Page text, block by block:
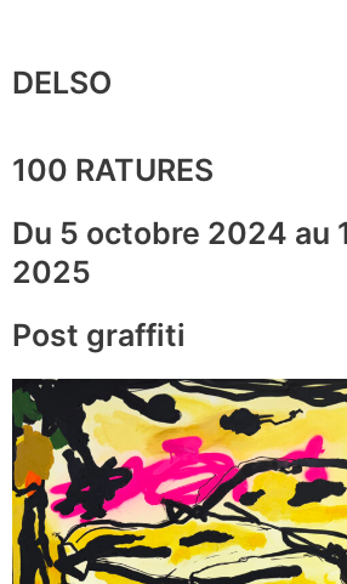
DELSO
100 RATURES
Du 5 octobre 2024 au
2025
Post graffiti